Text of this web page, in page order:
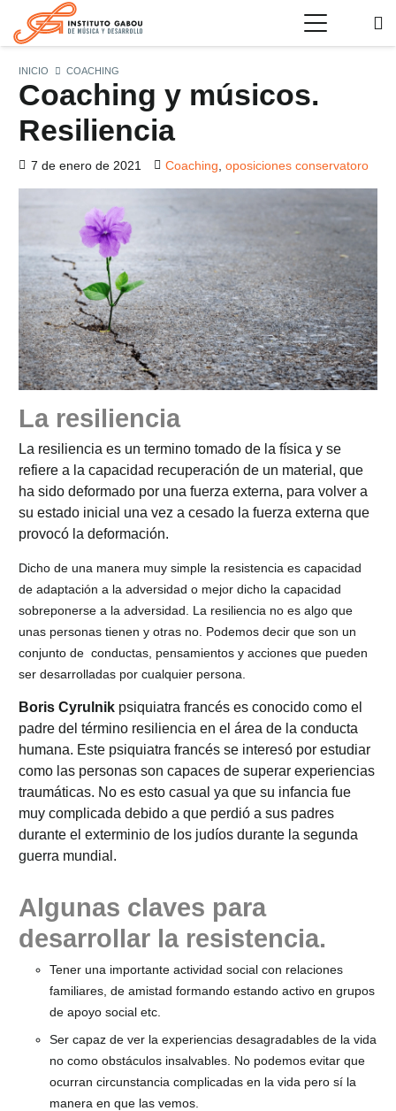
INICIO COACHING
Coaching y músicos.
Resiliencia
7 de enero de 2021 Coaching ,oposiciones conservatoro
La resiliencia
La resiliencia es un termino tomado de la física y se
refiere a la capacidad recuperación de un material, que
ha sido deformado por una fuerza externa, para volver a
su estado inicial una vez a cesado la fuerza externa que
provocó la deformación.
Dicho de una manera muy simple la resistencia es capacidad
de adaptación a la adversidad o mejor dicho la capacidad
sobreponerse a la adversidad. La resiliencia no es algo que
unas personas tienen y otras no. Podemos decir que son un
conjunto de conductas, pensamientos y acciones que pueden
ser desarrolladas por cualquier persona.
Boris Cyrulnik psiquiatra francés es conocido como el
padre del término resiliencia en el área de la conducta
humana. Este psiquiatra francés se interesó por estudiar
como las personas son capaces de superar experiencias
traumáticas. No es esto casual ya que su infancia fue
muy complicada debido a que perdió a sus padres
durante el exterminio de los judíos durante la segunda
guerra mundial.
Algunas claves para
desarrollar la resistencia.
Tener una importante actividad social con relaciones
familiares, de amistad formando estando activo en grupos
de apoyo social etc.
Ser capaz de ver la experiencias desagradables de la vida
no como obstáculos insalvables. No podemos evitar que
ocurran circunstancia complicadas en la vida pero sí la
manera en que las vemos.